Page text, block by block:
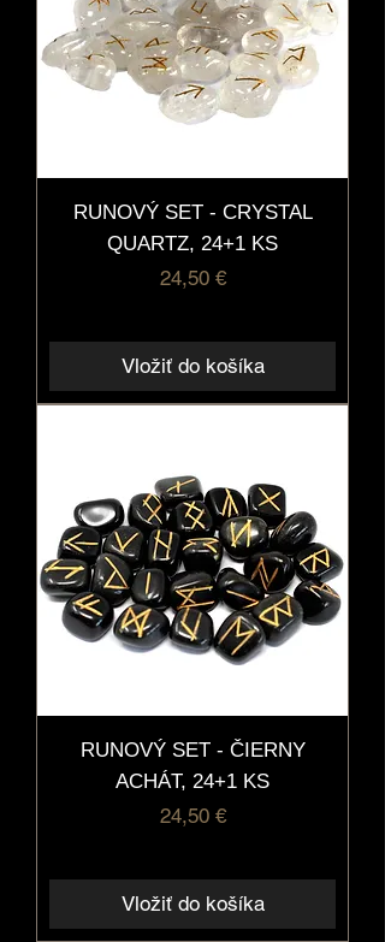
RUNOVÝ SET - CRYSTAL
QUARTZ, 24+1 KS
Cena
24,50 €
Vložiť do košíka
RUNOVÝ SET - ČIERNY
ACHÁT, 24+1 KS
Cena
24,50 €
Vložiť do košíka